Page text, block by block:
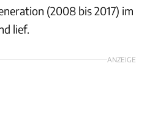
(2008 bis 2017) im
lief.
ANZEIGE